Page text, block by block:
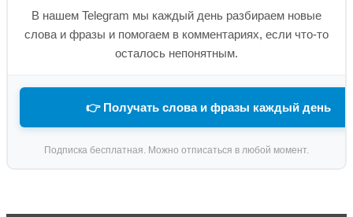
В нашем Telegram мы каждый день разбираем новые
слова и фразы и помогаем в комментариях, если что-то
осталось непонятным.
👉 Получать слова и фразы каждый день
Подписка бесплатная. Можно отписаться в любой момент.